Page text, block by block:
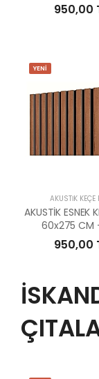
950,00
YENİ
AKUSTİK KEÇE
AKUSTİK ESNEK
60x275 CM
950,00